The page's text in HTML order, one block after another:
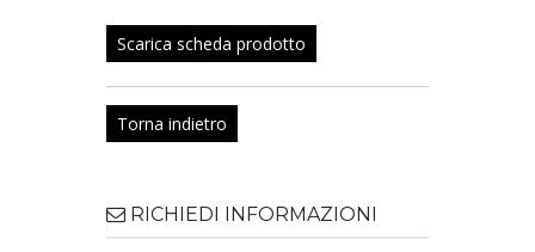
Scarica scheda prodotto
Torna indietro
RICHIEDI INFORMAZIONI